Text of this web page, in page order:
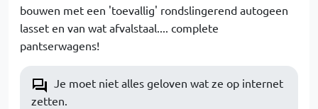
bouwen met een 'toevallig' rondslingerend autogeen
lasset en van wat afvalstaal.... complete
pantserwagens!
Je moet niet alles geloven wat ze op internet
zetten.